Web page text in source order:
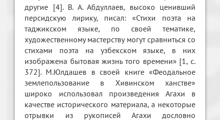
другие [4]. В. А. Абдуллаев, высоко ценивший
персидскую лирику, писал: «Стихи поэта на
таджикском языке, по своей тематике,
художественному мастерству могут сравниться со
стихами поэта на узбекском языке, в них
изображена бытовая жизнь того времени» [1, с.
372]. М.Юлдашев в своей книге «Феодальное
землепользование в Хивинском ханстве»
широко использовал произведения Агахи в
качестве исторического материала, а некоторые
отрывки из рукописей Агахи дословно